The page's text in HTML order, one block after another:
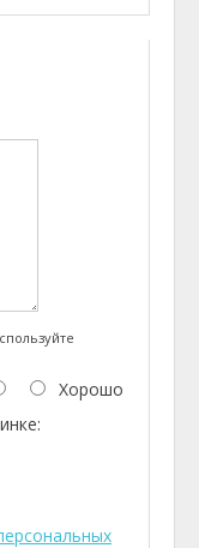
Хорошо